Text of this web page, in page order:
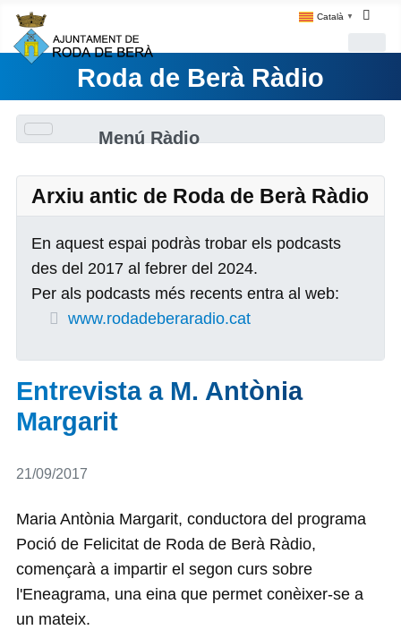
Català ▼
Roda de Berà Ràdio
Menú Ràdio
Arxiu antic de Roda de Berà Ràdio
En aquest espai podràs trobar els podcasts
des del 2017 al febrer del 2024.
Per als podcasts més recents entra al web:
www.rodadeberaradio.cat
Entrevista a M. Antònia
Margarit
Detalls
21/09/2017
Maria Antònia Margarit, conductora del programa
Poció de Felicitat de Roda de Berà Ràdio,
començarà a impartir el segon curs sobre
l'Eneagrama, una eina que permet conèixer-se a
un mateix.